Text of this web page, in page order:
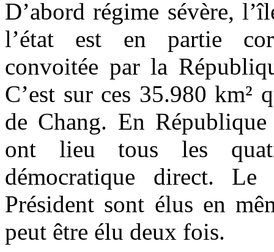
D’abord régime sévère,
l’état est en partie
convoitée par la
C’est sur ces 35.980 km²
de Chang. En
ont lieu tous les
démocratique direct.
Président sont élus en
peut être élu deux fois.